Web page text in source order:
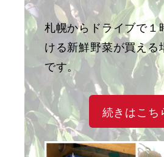
札幌からドライブで１
ける新鮮野菜が買える
です。
続きはこち